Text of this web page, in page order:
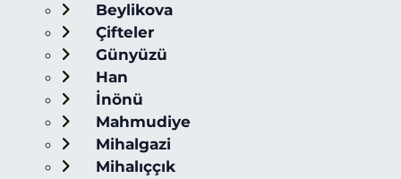
Beylikova
Çifteler
Günyüzü
Han
İnönü
Mahmudiye
Mihalgazi
Mihalıççık